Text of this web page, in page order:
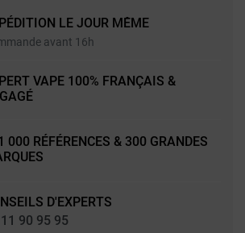
LE JOUR MÊME
avant 16h
VAPE 100% FRANÇAIS &
000 RÉFÉRENCES & 300 GRANDES
D'EXPERTS
90 95 95